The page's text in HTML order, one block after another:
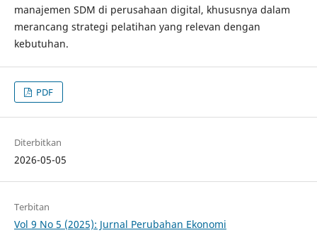
manajemen SDM di perusahaan digital, khususnya dalam
merancang strategi pelatihan yang relevan dengan
kebutuhan.
PDF
Diterbitkan
2026-05-05
Terbitan
Vol 9 No 5 (2025): Jurnal Perubahan Ekonomi